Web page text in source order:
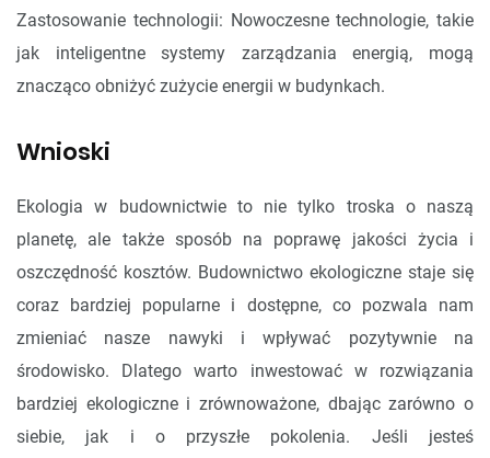
Zastosowanie technologii: Nowoczesne technologie, takie
jak inteligentne systemy zarządzania energią, mogą
znacząco obniżyć zużycie energii w budynkach.
Wnioski
Ekologia w budownictwie to nie tylko troska o naszą
planetę, ale także sposób na poprawę jakości życia i
oszczędność kosztów. Budownictwo ekologiczne staje się
coraz bardziej popularne i dostępne, co pozwala nam
zmieniać nasze nawyki i wpływać pozytywnie na
środowisko. Dlatego warto inwestować w rozwiązania
bardziej ekologiczne i zrównoważone, dbając zarówno o
siebie, jak i o przyszłe pokolenia. Jeśli jesteś